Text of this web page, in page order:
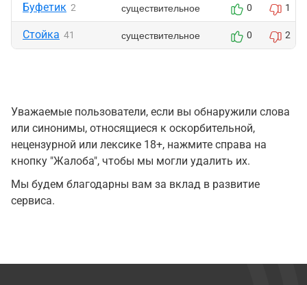
Буфетик 2 существительное 0 1
Стойка 41 существительное 0 2
Уважаемые пользователи, если вы обнаружили слова
или синонимы, относящиеся к оскорбительной,
нецензурной или лексике 18+, нажмите справа на
кнопку "Жалоба", чтобы мы могли удалить их.
Мы будем благодарны вам за вклад в развитие
сервиса.